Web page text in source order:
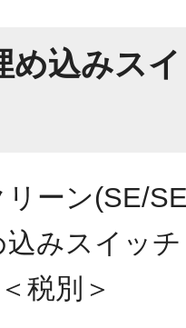
め込みス
ーン(SE/
みスイッチ
税別＞